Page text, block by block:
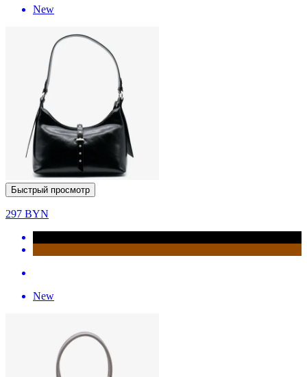
New
Быстрый просмотр
297 BYN
New